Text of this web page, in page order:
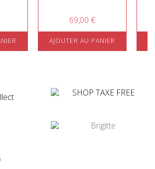
69,00 €
AJOUTER AU PANIER